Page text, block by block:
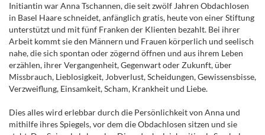
Initiantin war Anna Tschannen, die seit zwölf Jahren Obdachlosen
in Basel Haare schneidet, anfänglich gratis, heute von einer Stiftung
unterstützt und mit fünf Franken der Klienten bezahlt. Bei ihrer
Arbeit kommt sie den Männern und Frauen körperlich und seelisch
nahe, die sich spontan oder zögernd öffnen und aus ihrem Leben
erzählen, ihrer Vergangenheit, Gegenwart oder Zukunft, über
Missbrauch, Lieblosigkeit, Jobverlust, Scheidungen, Gewissensbisse,
Verzweiflung, Einsamkeit, Scham, Krankheit und Liebe.
Dies alles wird erlebbar durch die Persönlichkeit von Anna und
mithilfe ihres Spiegels, vor dem die Obdachlosen sitzen und sie